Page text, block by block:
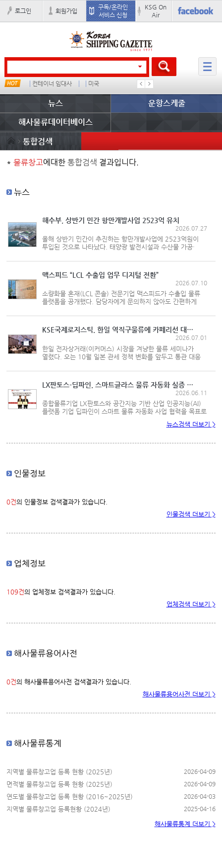
로그인 회원가입
구독/온라인
서비스 신청
KSG On
Air
컨테이너 임대사 미국 ���ͤ
뉴스 운항스케줄
해사물류데이터베이스
통합검색
*물류창고에대한통합검색 결과입니다.
뉴스
해수부, 상반기 민간 항만개발사업 2523억 유치
2026.07.27
올해 상반기 민간이 추진하는 항만개발사업에 2523억원이
투입된 것으로 나타났다. 태양광 발전시설과 수산물 가공·
확충하는 사업이 이어졌다. 해양수산부는 2026년 상반기에
전국 10개 지방해양수산...
맥스피드 “LCL 수출입 업무 디지털 전환”
2026.07.10
소량화물 혼재(LCL 콘솔) 전문기업 맥스피드가 수출입 물류
플랫폼을 공개했다. 담당자에게 문의하지 않아도 간편하게
7월1일부터 ‘e-MAXPEED’ 서비스를 시작했다고 밝혔다.
온라인 플랫폼에서...
KSE국제로지스틱, 한일 역직구물류에 카페리선 대안 제시
2026.07.01
한일 전자상거래(이커머스) 시장을 겨냥한 물류 세미나가
열렸다. 오는 10월 일본 관세 정책 변화를 앞두고 통관 대응
해상운송 활용도를 높이는 방안이 공유됐다. 일본시장 전문
국제물류기업인 KSE국...
LX판토스-딥파인, 스마트글라스 물류 자동화 실증 추진
2026.06.11
종합물류기업 LX판토스와 공간지능 기반 산업 인공지능(AI)
플랫폼 기업 딥파인이 스마트 물류 자동화 사업 협력을 목표로
기술을 공동 검증하고 물류창고 자동화 서비스 구축을뉴스검색 더보기 >
인물정보
0건의 인물정보 검색결과가 있습니다.
인물검색 더보기 >
업체정보
109건의 업체정보 검색결과가 있습니다.
업체검색 더보기 >
해사물류용어사전
0건의 해사물류용어사전 검색결과가 있습니다.
해사물류용어사전 더보기 >
해사물류통계
지역별 물류창고업 등록 현황 (2025년) 2026-04-09
면적별 물류창고업 등록 현황 (2025년) 2026-04-09
연도별 물류창고업 등록 현황 (2016~2025년) 2026-04-03
지역별 물류창고업 등록현황 (2024년) 2025-04-16
해사물류통계 더보기 >